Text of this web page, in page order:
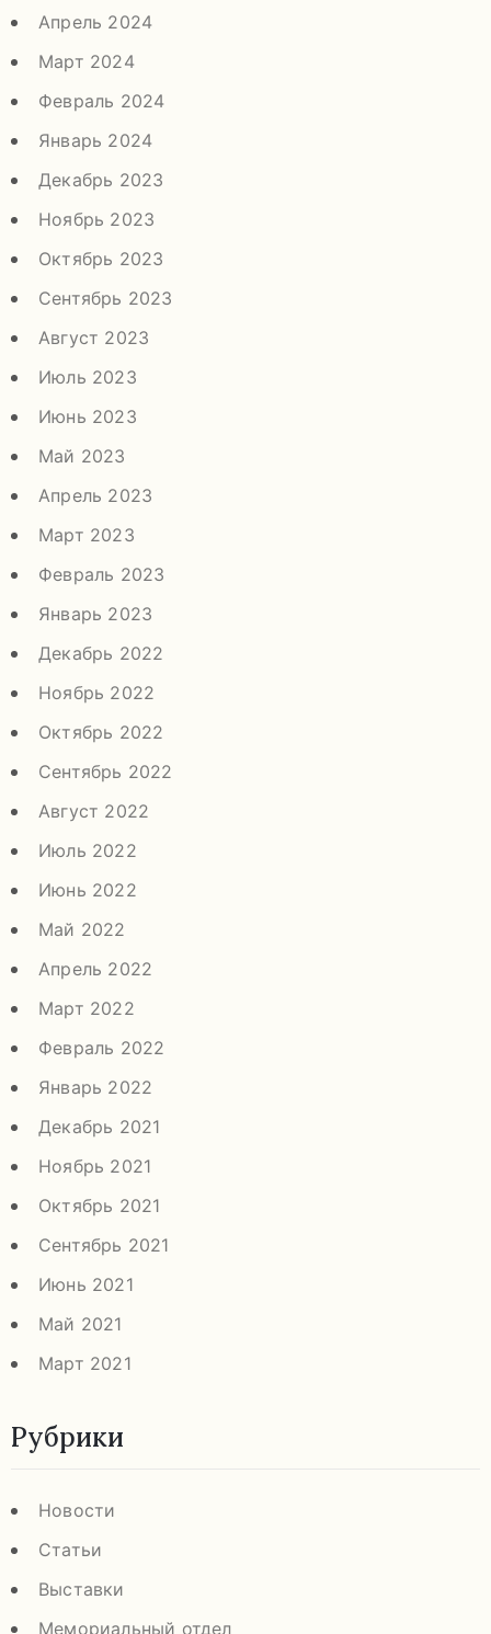
Апрель 2024
Март 2024
Февраль 2024
Январь 2024
Декабрь 2023
Ноябрь 2023
Октябрь 2023
Сентябрь 2023
Август 2023
Июль 2023
Июнь 2023
Май 2023
Апрель 2023
Март 2023
Февраль 2023
Январь 2023
Декабрь 2022
Ноябрь 2022
Октябрь 2022
Сентябрь 2022
Август 2022
Июль 2022
Июнь 2022
Май 2022
Апрель 2022
Март 2022
Февраль 2022
Январь 2022
Декабрь 2021
Ноябрь 2021
Октябрь 2021
Сентябрь 2021
Июнь 2021
Май 2021
Март 2021
Рубрики
Новости
Статьи
Выставки
Мемориальный отдел